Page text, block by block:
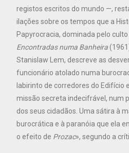
registos escritos do mundo —,
ilações sobre os tempos que a
Papyrocracia, dominada pelo culto
Encontradas numa Banheira
Stanislaw Lem, descreve as
funcionário atolado numa
labirinto de corredores do Edifício
missão secreta indecifrável, num
dos seus cidadãos. Uma sátira à
burocrática e à paranóia que ela
o efeito de Prozac», segundo a